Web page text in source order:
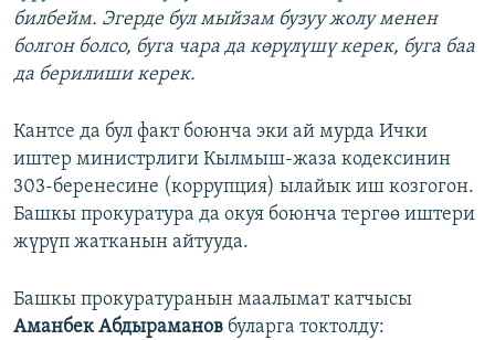
билбейм. Эгерде бул мыйзам бузуу жолу менен
болгон болсо, буга чара да көрүлүшү керек, буга баа
да берилиши керек.
Кантсе да бул факт боюнча эки ай мурда Ички
иштер министрлиги Кылмыш-жаза кодексинин
303-беренесине (коррупция) ылайык иш козгогон.
Башкы прокуратура да окуя боюнча тергөө иштери
жүрүп жатканын айтууда.
Башкы прокуратуранын маалымат катчысы
Аманбек Абдыраманов буларга токтолду: